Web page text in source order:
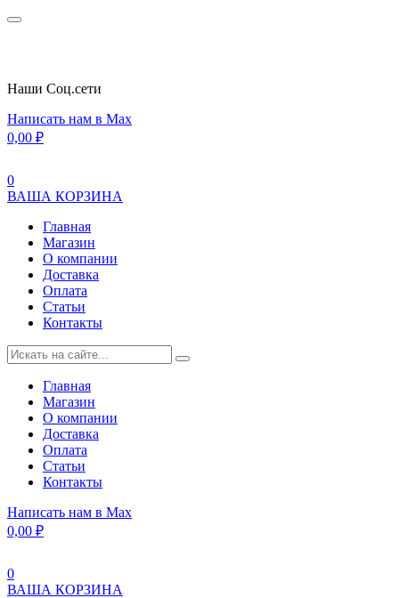
Наши Cоц.сети
Написать нам в Max
0,00 ₽
0
ВАША КОРЗИНА
Главная
Магазин
О компании
Доставка
Оплата
Статьи
Контакты
Главная
Магазин
О компании
Доставка
Оплата
Статьи
Контакты
Написать нам в Max
0,00 ₽
0
ВАША КОРЗИНА